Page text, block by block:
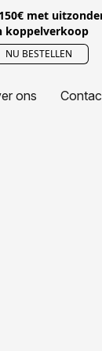
met
koppelverkoop
NU BESTELLEN
ons